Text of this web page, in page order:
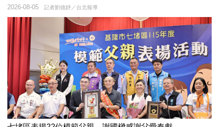
記者劉德妤／台北報導
2026-08-05